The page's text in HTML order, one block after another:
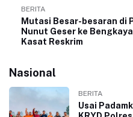
BERITA
Mutasi Besar-besaran di
Nunut Geser ke
Kasat Reskrim
Nasional
BERITA
Usai